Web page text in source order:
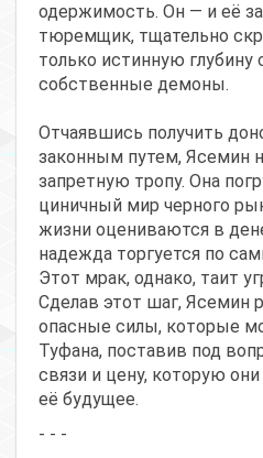
одержимость. Он — и её
тюремщик, тщательно
только истинную глубину
собственные демоны.
Отчаявшись получить
законным путем, Ясемин
запретную тропу. Она
циничный мир черного
жизни оцениваются в
надежда торгуется по
Этот мрак, однако, таит
Сделав этот шаг, Ясемин
опасные силы, которые
Туфана, поставив под
связи и цену, которую
её будущее.
- - -